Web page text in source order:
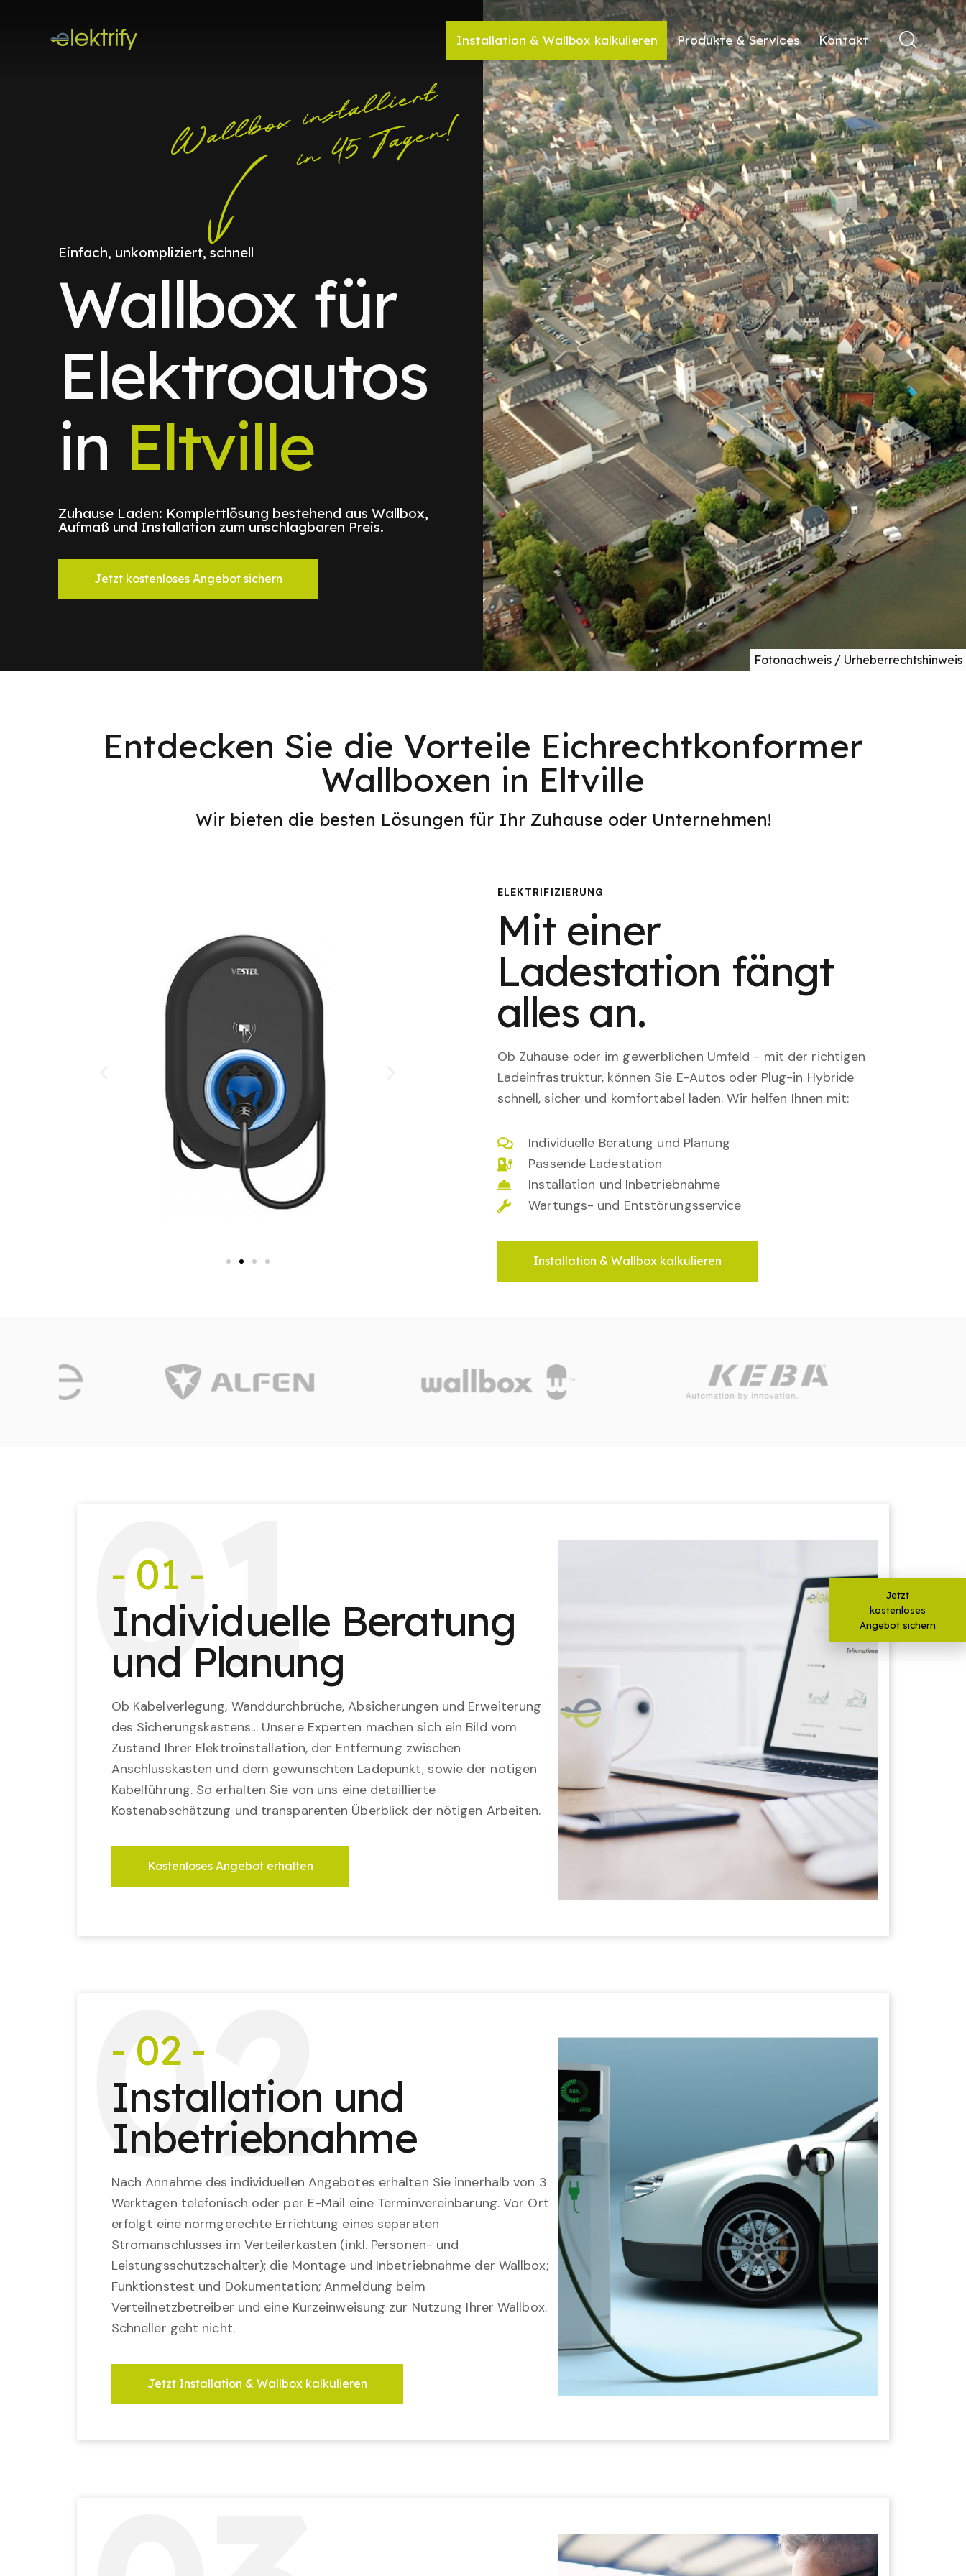
Installation & Wallbox kalkulieren Produkte & Services Kontakt
Einfach, unkompliziert, schnell
Wallbox für
Elektroautos
in Eltville
Zuhause Laden: Komplettlösung bestehend aus Wallbox,
Aufmaß und Installation zum unschlagbaren Preis.
Jetzt kostenloses Angebot sichern
Fotonachweis / Urheberrechtshinweis
Entdecken Sie die Vorteile Eichrechtkonformer
Wallboxen in Eltville
Wir bieten die besten Lösungen für Ihr Zuhause oder Unternehmen!
ELEKTRIFIZIERUNG
Mit einer
Ladestation fängt
alles an.
Ob Zuhause oder im gewerblichen Umfeld - mit der richtigen
Ladeinfrastruktur, können Sie E-Autos oder Plug-in Hybride
schnell, sicher und komfortabel laden. Wir helfen Ihnen mit:
Individuelle Beratung und Planung
Passende Ladestation
Installation und Inbetriebnahme
Wartungs- und Entstörungsservice
Installation & Wallbox kalkulieren
01
- 01 -
Individuelle Beratung
und Planung
Ob Kabelverlegung, Wanddurchbrüche, Absicherungen und Erweiterung
des Sicherungskastens… Unsere Experten machen sich ein Bild vom
Zustand Ihrer Elektroinstallation, der Entfernung zwischen
Anschlusskasten und dem gewünschten Ladepunkt, sowie der nötigen
Kabelführung. So erhalten Sie von uns eine detaillierte
Kostenabschätzung und transparenten Überblick der nötigen Arbeiten.
Kostenloses Angebot erhalten
02
- 02 -
Installation und
Inbetriebnahme
Nach Annahme des individuellen Angebotes erhalten Sie innerhalb von 3
Werktagen telefonisch oder per E-Mail eine Terminvereinbarung. Vor Ort
erfolgt eine normgerechte Errichtung eines separaten
Stromanschlusses im Verteilerkasten (inkl. Personen- und
Leistungsschutzschalter); die Montage und Inbetriebnahme der Wallbox;
Funktionstest und Dokumentation; Anmeldung beim
Verteilnetzbetreiber und eine Kurzeinweisung zur Nutzung Ihrer Wallbox.
Schneller geht nicht.
Jetzt Installation & Wallbox kalkulieren
Jetzt
kostenloses
Angebot sichern